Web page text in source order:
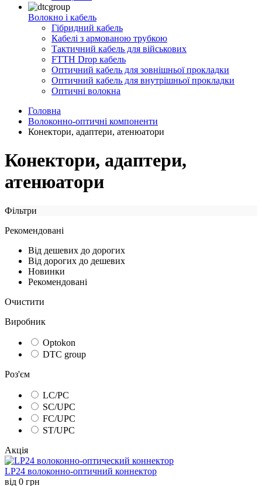
Волокно і кабель
Гібридний кабель
Кабелі з армованою трубкою
Тактичний кабель для військових
FTTH Drop кабель
Оптичний кабель для зовнішньої прокладки
Оптичний кабель для внутрішньої прокладки
Оптичні волокна
Головна
Волоконно-оптичні компоненти
Конектори, адаптери, атенюатори
Конектори, адаптери,
атенюатори
Фільтри
Рекомендовані
Від дешевих до дорогих
Від дорогих до дешевих
Новинки
Рекомендовані
Очистити
Виробник
Optokon
DTC group
Роз'єм
LC/PC
SC/UPC
FC/UPC
ST/UPC
Акція
LP24 волоконно-оптичний коннектор
від 0 грн